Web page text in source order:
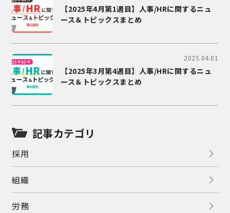
【2025年4月第1週目】人事/HRに関するニュ
ース＆トピックスまとめ
2025.04.01
【2025年3月第4週目】人事/HRに関するニュ
ース＆トピックスまとめ
記事カテゴリ
採用
組織
労務